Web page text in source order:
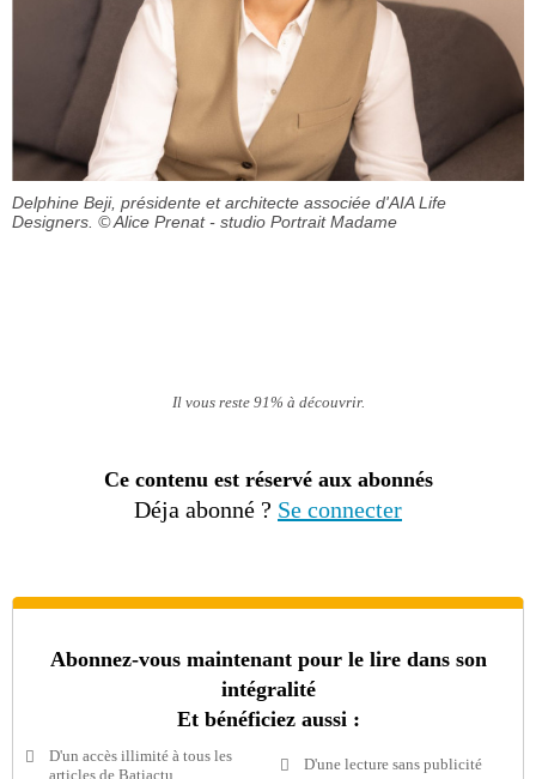
Delphine Beji, présidente et architecte associée d'AIA Life
Designers. © Alice Prenat - studio Portrait Madame
Il vous reste 91% à découvrir.
Ce contenu est réservé aux abonnés
Déja abonné ? Se connecter
Abonnez-vous maintenant pour le lire dans son
intégralité
Et bénéficiez aussi :
D'un accès illimité à tous les
articles de Batiactu
D'une lecture sans publicité